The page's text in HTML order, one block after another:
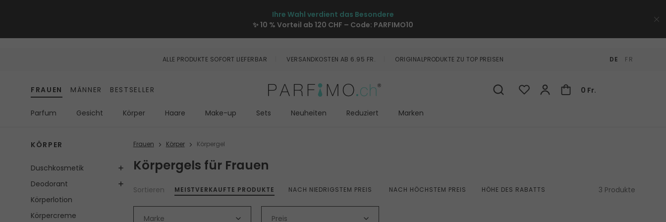
Ihre Wahl verdient das Besondere
✨ 10 % Vorteil ab 120 CHF – Code: PARFIMO10
ALLE PRODUKTE SOFORT LIEFERBAR VERSANDKOSTEN AB 6.95 FR. ORIGINALPRODUKTE ZU TOP PREISEN DE FR
FRAUEN MÄNNER BESTSELLER 0 Fr.
Parfum Gesicht Körper Haare Make-up Sets Neuheiten Reduziert Marken
KÖRPER
Duschkosmetik
Deodorant
Körperlotion
Körpercreme
Frauen Körper Körpergel
Körpergels für Frauen
Sortieren MEISTVERKAUFTE PRODUKTE NACH NIEDRIGSTEM PREIS NACH HÖCHSTEM PREIS HÖHE DES RABATTS 3 Produkte
Marke Preis